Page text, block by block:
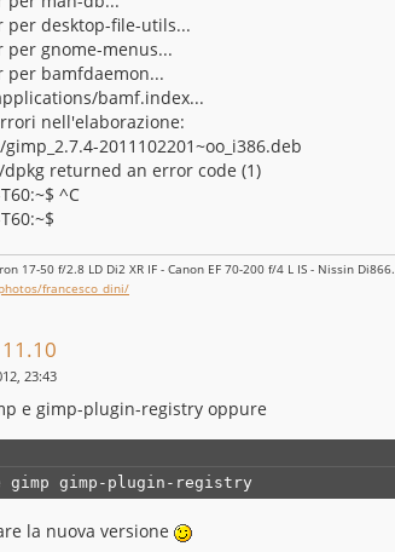
per desktop-file-utils...
per gnome-menus...
per bamfdaemon...
bamf.index...
nell'elaborazione:
2011102201~oo_i386.deb
returned an error code (1)
^C
17-50 f/2.8 LD Di2 XR IF - Canon EF 70-200 f/4 L IS - Nissin Di866.
francesco_dini/
23:43
e gimp-plugin-registry oppure
gimp gimp-plugin-registry
la nuova versione